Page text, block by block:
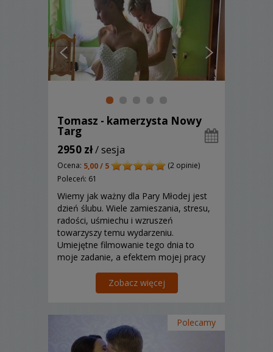
Tomasz - kamerzysta Nowy
Targ
2950 zł/ sesja
Ocena: 5,00 / 5
(2 opinie)
Poleceń: 61
Wiemy jak ważny dla Pary Młodej jest
dzień ślubu. Wiele zamieszania, stresu,
radości, uśmiechu i wzruszeń
towarzyszy temu wydarzeniu.
Umiejętne filmowanie tego dnia to
moje zadanie, a efektem mojej pracy
przypomni Wam tamten czas.
Zobacz więcej
Polecamy